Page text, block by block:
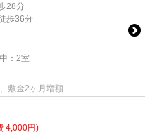
28分
歩36分
： 2室
敷金2ヶ月増額
4,000円)